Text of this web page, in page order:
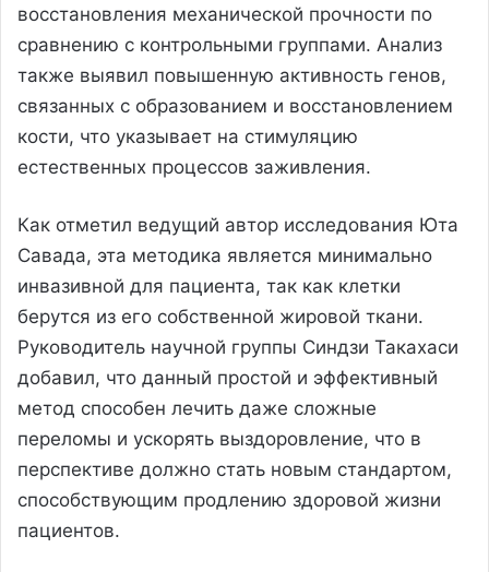
восстановления механической прочности по
сравнению с контрольными группами. Анализ
также выявил повышенную активность генов,
связанных с образованием и восстановлением
кости, что указывает на стимуляцию
естественных процессов заживления.
Как отметил ведущий автор исследования Юта
Савада, эта методика является минимально
инвазивной для пациента, так как клетки
берутся из его собственной жировой ткани.
Руководитель научной группы Синдзи Такахаси
добавил, что данный простой и эффективный
метод способен лечить даже сложные
переломы и ускорять выздоровление, что в
перспективе должно стать новым стандартом,
способствующим продлению здоровой жизни
пациентов.